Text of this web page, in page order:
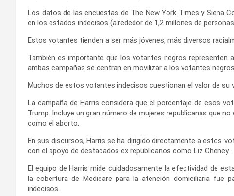
Los datos de las encuestas de The New York Times y Siena
en los estados indecisos (alrededor de 1,2 millones de
Estos votantes tienden a ser más jóvenes, más diversos
También es importante que los votantes negros representen
ambas campañas se centran en movilizar a los votantes
Muchos de estos votantes indecisos cuestionan el valor de
La campaña de Harris considera que el porcentaje de esos
Trump. Incluye un gran número de mujeres republicanas que
como el aborto.
En sus discursos, Harris se ha dirigido directamente a estos
con el apoyo de destacados ex republicanos como Liz Cheney .
El equipo de Harris mide cuidadosamente la efectividad de
la cobertura de Medicare para la atención domiciliaria fue
indecisos.